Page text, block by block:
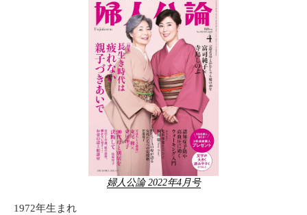
婦人公論 2022年4月号
1972年生まれ